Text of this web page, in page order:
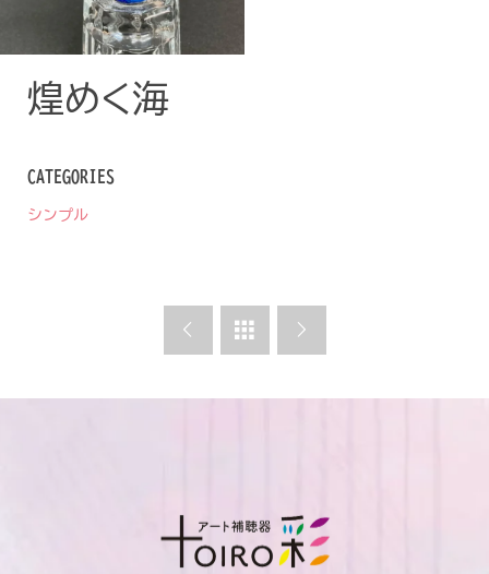
煌めく海
煌めく海
CATEGORIES
シンプル
  